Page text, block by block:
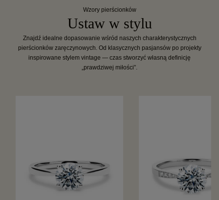
Wzory pierścionków
Ustaw w stylu
Znajdź idealne dopasowanie wśród naszych charakterystycznych
pierścionków zaręczynowych. Od klasycznych pasjansów po projekty
inspirowane stylem vintage — czas stworzyć własną definicję
„prawdziwej miłości”.